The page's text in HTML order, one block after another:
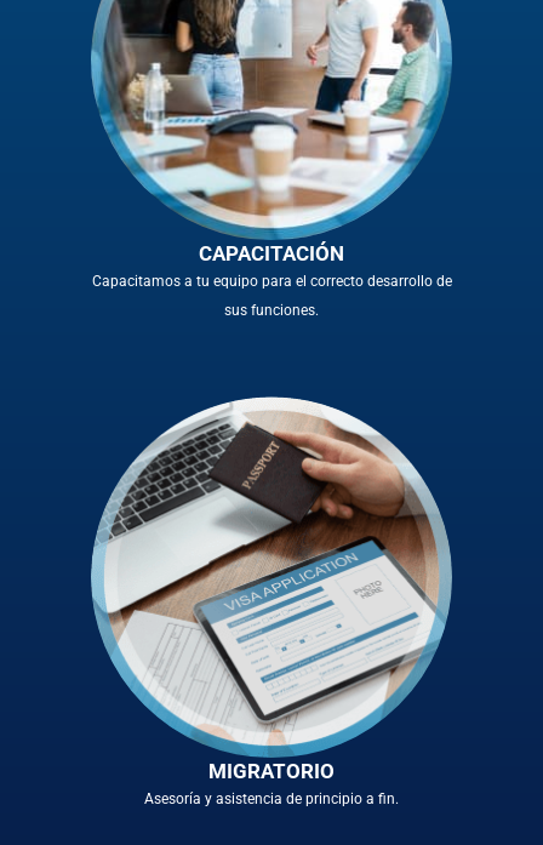
CAPACITACIÓN
Capacitamos a tu equipo para el correcto desarrollo de
sus funciones.
MIGRATORIO
Asesoría y asistencia de principio a fin.